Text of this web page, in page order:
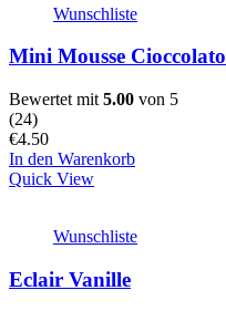
Wunschliste
Mini Mousse Cioccolato
Bewertet mit 5.00 von 5
(24)
€4.50
In den Warenkorb
Quick View
Wunschliste
Eclair Vanille